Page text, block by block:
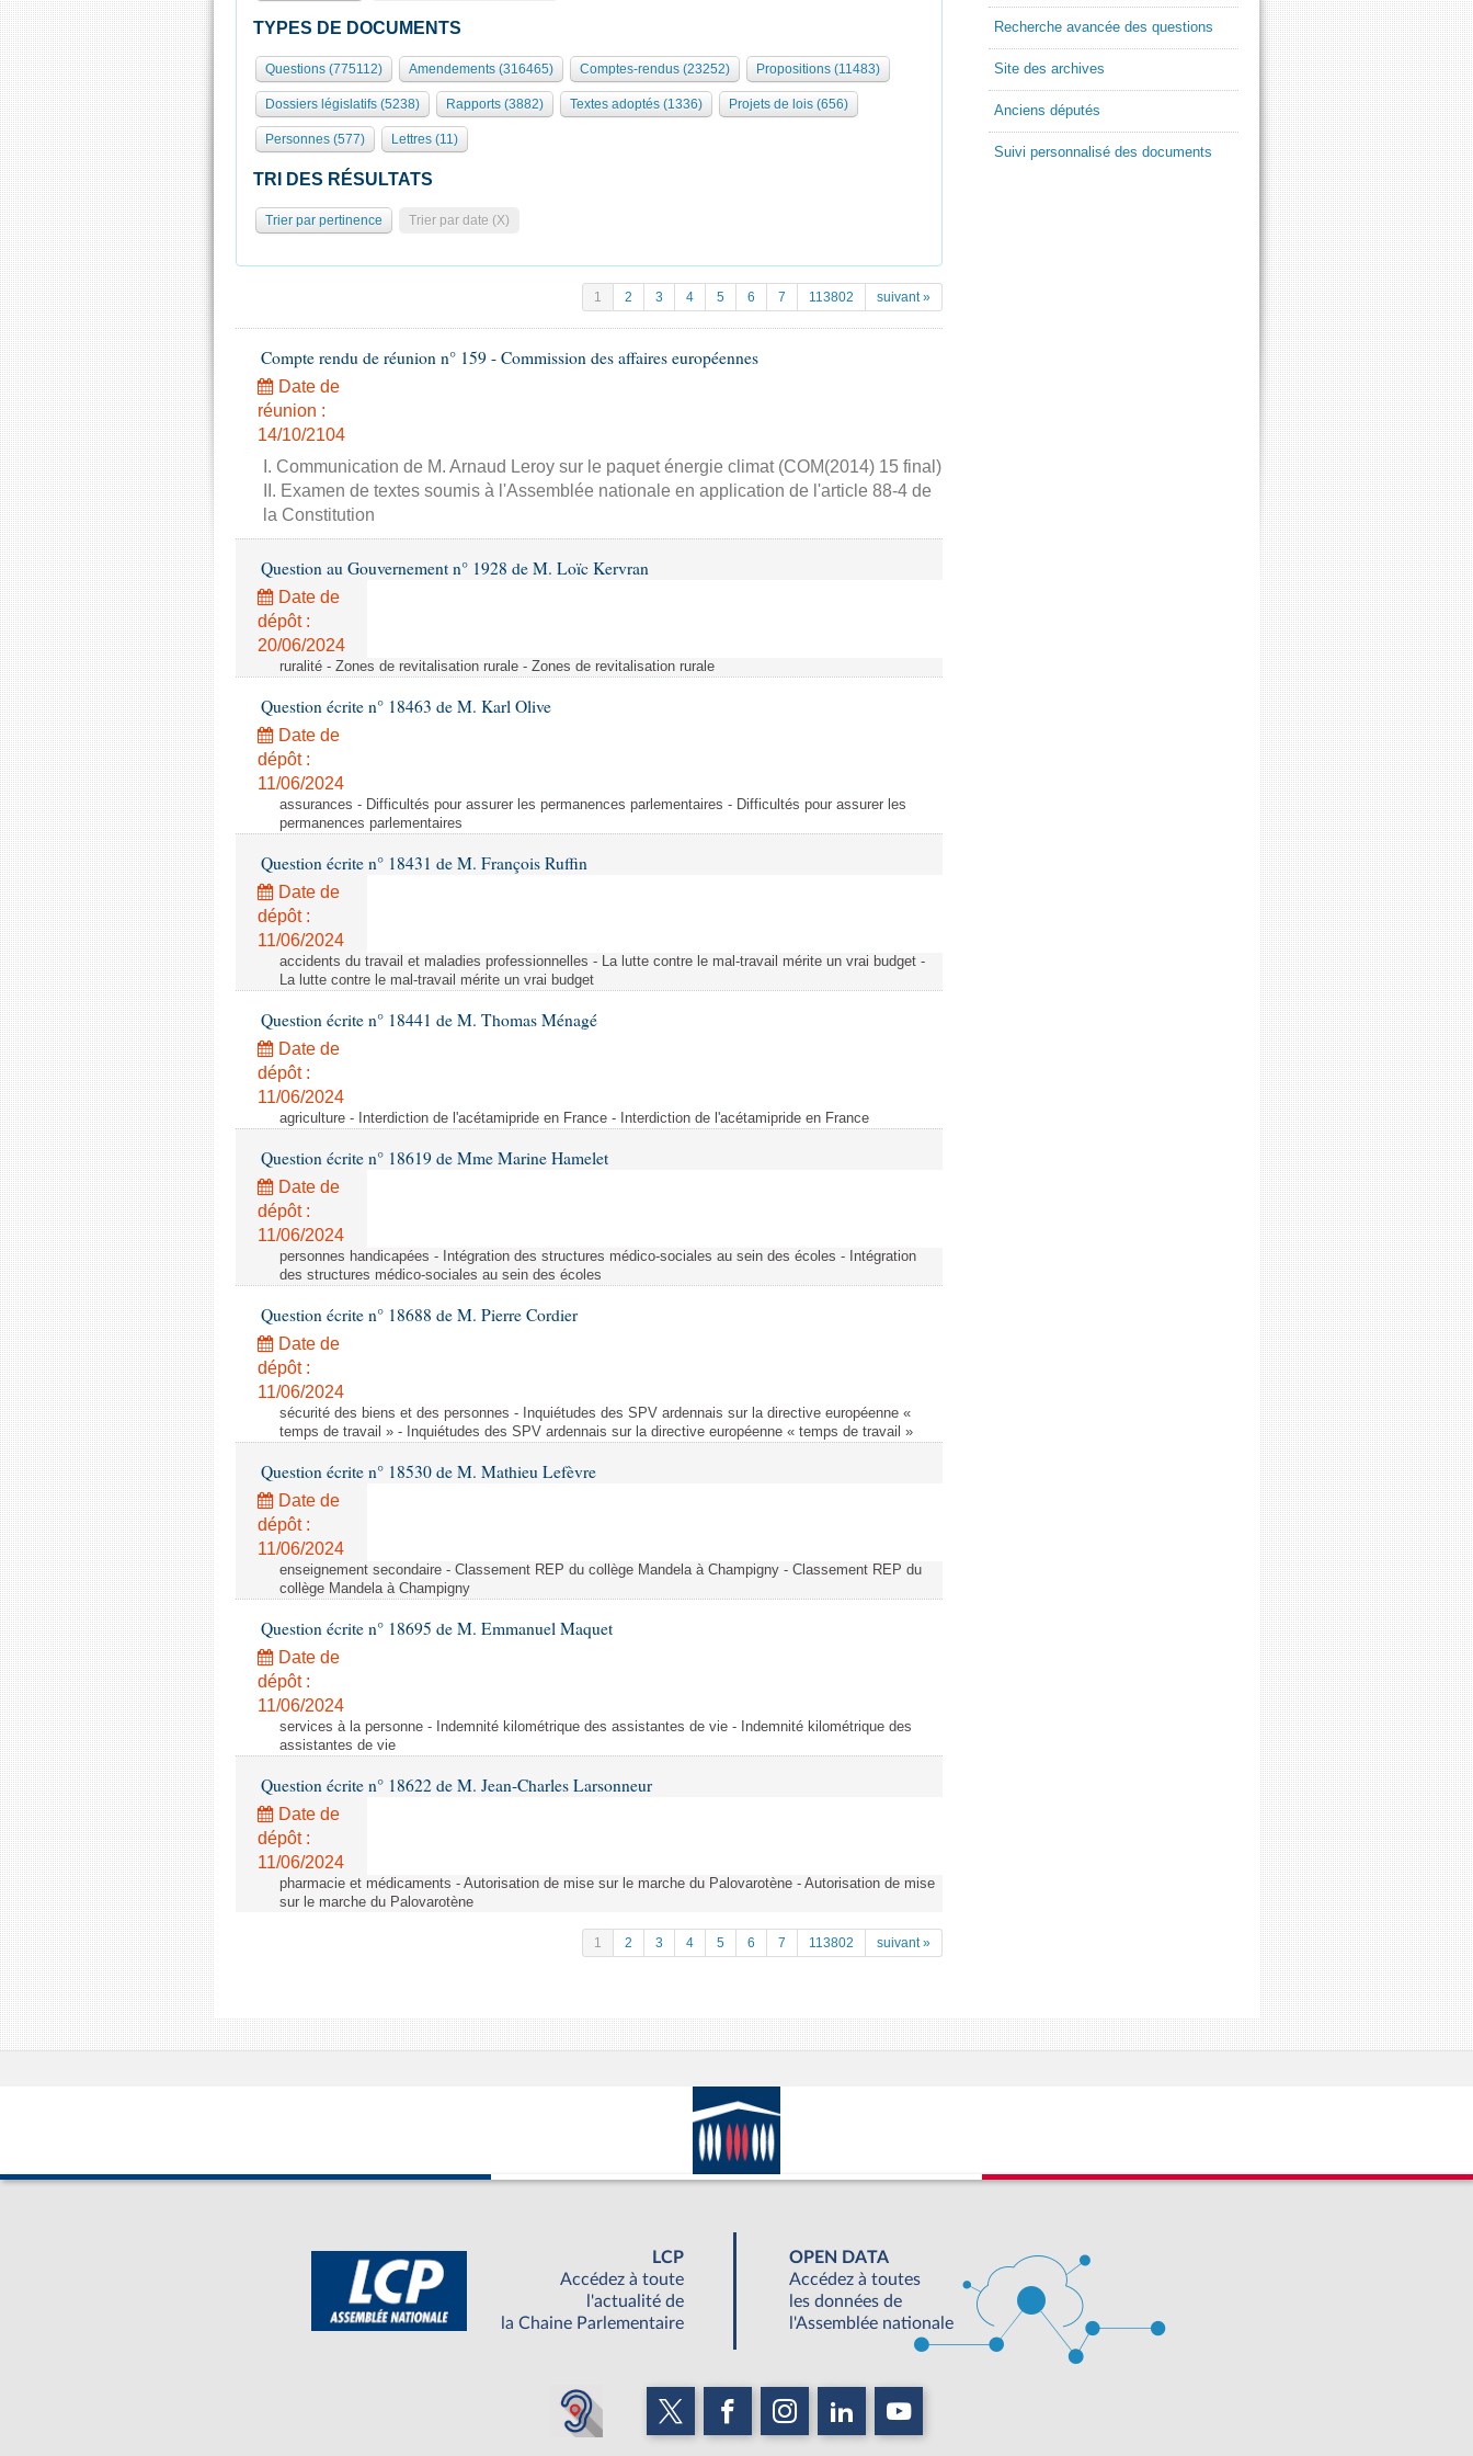
TYPES DE DOCUMENTS
Questions (775112) Amendements (316465) Comptes-rendus (23252) Propositions (11483)
Dossiers législatifs (5238) Rapports (3882) Textes adoptés (1336) Projets de lois (656)
Personnes (577) Lettres (11)
TRI DES RÉSULTATS
Trier par pertinence Trier par date (X)
1 2 3 4 5 6 7 113802 suivant »
Compte rendu de réunion n° 159 - Commission des affaires européennes
Date de
réunion :
14/10/2104
I. Communication de M. Arnaud Leroy sur le paquet énergie climat (COM(2014) 15 final)
II. Examen de textes soumis à l'Assemblée nationale en application de l'article 88-4 de
la Constitution
Question au Gouvernement n° 1928 de M. Loïc Kervran
Date de
dépôt :
20/06/2024
ruralité - Zones de revitalisation rurale - Zones de revitalisation rurale
Question écrite n° 18463 de M. Karl Olive
Date de
dépôt :
11/06/2024
assurances - Difficultés pour assurer les permanences parlementaires - Difficultés pour assurer les
permanences parlementaires
Question écrite n° 18431 de M. François Ruffin
Date de
dépôt :
11/06/2024
accidents du travail et maladies professionnelles - La lutte contre le mal-travail mérite un vrai budget -
La lutte contre le mal-travail mérite un vrai budget
Question écrite n° 18441 de M. Thomas Ménagé
Date de
dépôt :
11/06/2024
agriculture - Interdiction de l'acétamipride en France - Interdiction de l'acétamipride en France
Question écrite n° 18619 de Mme Marine Hamelet
Date de
dépôt :
11/06/2024
personnes handicapées - Intégration des structures médico-sociales au sein des écoles - Intégration
des structures médico-sociales au sein des écoles
Question écrite n° 18688 de M. Pierre Cordier
Date de
dépôt :
11/06/2024
sécurité des biens et des personnes - Inquiétudes des SPV ardennais sur la directive européenne «
temps de travail » - Inquiétudes des SPV ardennais sur la directive européenne « temps de travail »
Question écrite n° 18530 de M. Mathieu Lefèvre
Date de
dépôt :
11/06/2024
enseignement secondaire - Classement REP du collège Mandela à Champigny - Classement REP du
collège Mandela à Champigny
Question écrite n° 18695 de M. Emmanuel Maquet
Date de
dépôt :
11/06/2024
services à la personne - Indemnité kilométrique des assistantes de vie - Indemnité kilométrique des
assistantes de vie
Question écrite n° 18622 de M. Jean-Charles Larsonneur
Date de
dépôt :
11/06/2024
pharmacie et médicaments - Autorisation de mise sur le marche du Palovarotène - Autorisation de mise
sur le marche du Palovarotène
1 2 3 4 5 6 7 113802 suivant »
Recherche avancée des questions
Site des archives
Anciens députés
Suivi personnalisé des documents
LCP
Accédez à toute
l'actualité de
la Chaine Parlementaire
OPEN DATA
Accédez à toutes
les données de
l'Assemblée nationale